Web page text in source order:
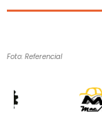
Foto: Referencial